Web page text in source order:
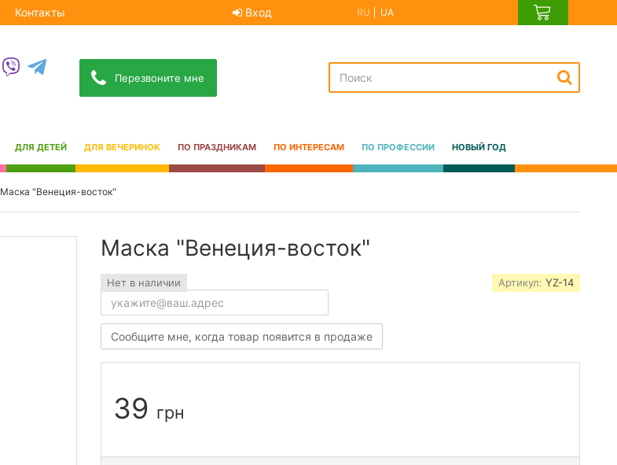
Контакты Вход RU UA
Перезвоните мне
ДЛЯ ДЕТЕЙ ДЛЯ ВЕЧЕРИНОК ПО ПРАЗДНИКАМ ПО ИНТЕРЕСАМ ПО ПРОФЕССИИ НОВЫЙ ГОД
Маска "Венеция-восток"
Маска "Венеция-восток"
Нет в наличии
Сообщите мне, когда товар появится в продаже
Артикул:YZ-14
39 грн